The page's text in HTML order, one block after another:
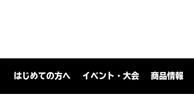
はじめての方へ イベント・大会 商品情報